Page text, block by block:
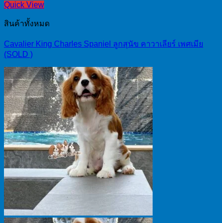
Quick View
สินค้าทั้งหมด
Cavalier King Charles Spaniel ลูกสุนัข คาวาเลียร์ เพศเมีย
(SOLD )